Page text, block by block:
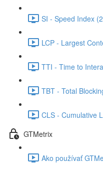
SI - Speed Index
LCP - Largest
TTI - Time to
TBT - Total
CLS - Cumulative
GTMetrix
Ako používať